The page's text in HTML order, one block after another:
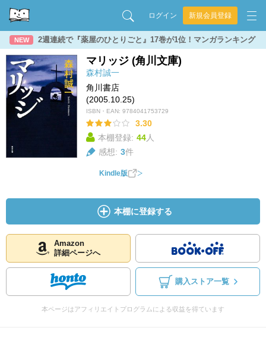
ログイン 新規会員登録
NEW 2週連続で『薬屋のひとりごと』17巻が1位！マンガランキング
マリッジ (角川文庫)
森村誠一
角川書店
(2005.10.25)
ISBN・EAN: 9784041753729
3.30
本棚登録: 44人
感想: 3件
Kindle版
本棚に登録する
Amazon
詳細ページへ
購入ストア一覧
本ページはアフィリエイトプログラムによる収益を得ています